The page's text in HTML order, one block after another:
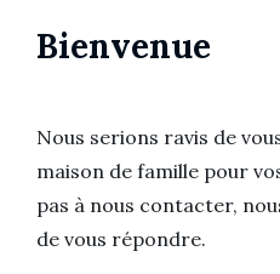
Bienvenue
Nous serions ravis de
maison de famille pour
pas à nous contacter,
de vous répondre.